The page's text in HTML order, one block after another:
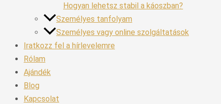
Hogyan lehetsz stabil a káoszban?
Személyes tanfolyam
Személyes vagy online szolgáltatások
Iratkozz fel a hírlevelemre
Rólam
Ajándék
Blog
Kapcsolat